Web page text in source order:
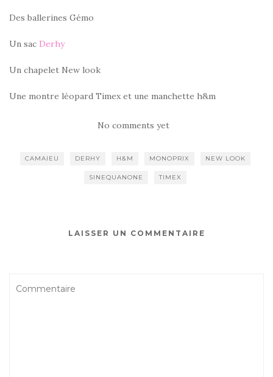
Des ballerines Gémo
Un sac Derhy
Un chapelet New look
Une montre léopard Timex et une manchette h&m
No comments yet
CAMAIEU DERHY H&M MONOPRIX NEW LOOK
SINEQUANONE TIMEX
LAISSER UN COMMENTAIRE